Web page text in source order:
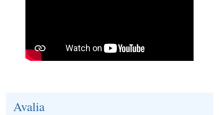
Avalia